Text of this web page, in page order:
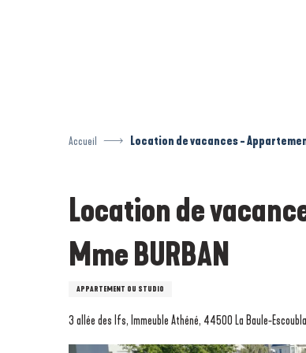
Accueil Location de vacances -
Location de
Mme BURBAN
APPARTEMENT OU STUDIO
3 allée des Ifs, Immeuble Athéné, 44500 La Baule-